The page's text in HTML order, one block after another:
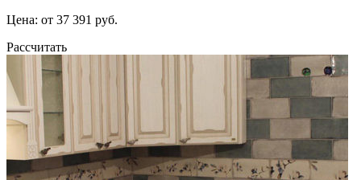
Цена: от 37 391 руб.
Рассчитать